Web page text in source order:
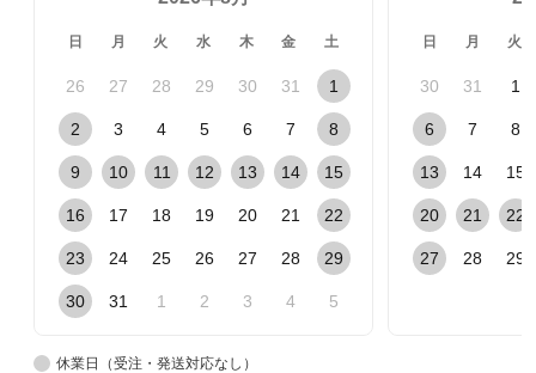
日 月 火 水 木 金 土
26 27 28 29 30 31 1
2 3 4 5 6 7 8
9 10 11 12 13 14 15
16 17 18 19 20 21 22
23 24 25 26 27 28 29
30 31 1 2 3 4 5
日 月 火
30 31 1
6 7 8
13 14 15
20 21 22
27 28 29
休業日（受注・発送対応なし）